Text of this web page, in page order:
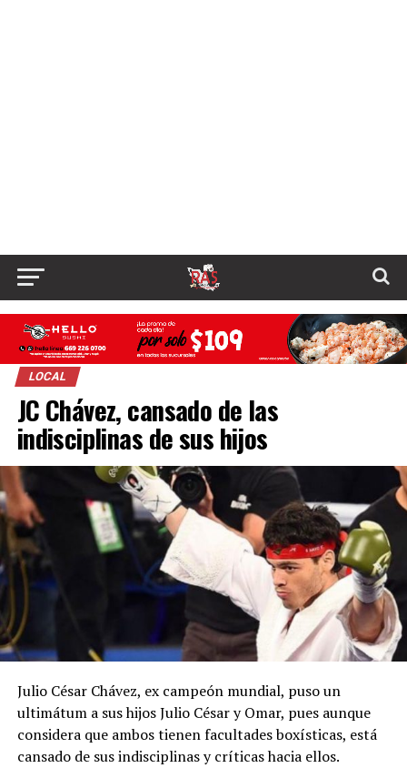
LOCAL
JC Chávez, cansado de las
indisciplinas de sus hijos
Julio César Chávez, ex campeón mundial, puso un
ultimátum a sus hijos Julio César y Omar, pues aunque
considera que ambos tienen facultades boxísticas, está
cansado de sus indisciplinas y críticas hacia ellos.